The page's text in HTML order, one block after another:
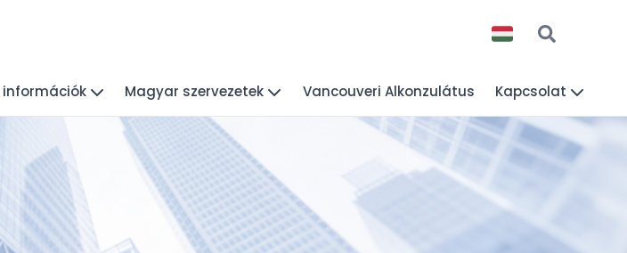
Magyar szervezetek Vancouveri Alkonzulátus Kapcsolat